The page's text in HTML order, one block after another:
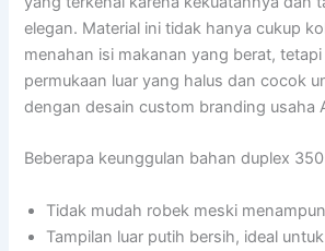
elegan. Material ini tidak hanya cukup
menahan isi makanan yang berat,
permukaan luar yang halus dan cocok
dengan desain custom branding usaha
Beberapa keunggulan bahan duplex
Tidak mudah robek meski
Tampilan luar putih bersih, ideal